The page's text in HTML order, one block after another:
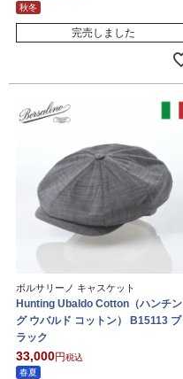
秋冬
完売しました
ボルサリーノ キャスケット
Hunting Ubaldo Cotton（ハンチン
グ ウバルド コットン） B15113 ブ
ラック
33,000
税込
春夏